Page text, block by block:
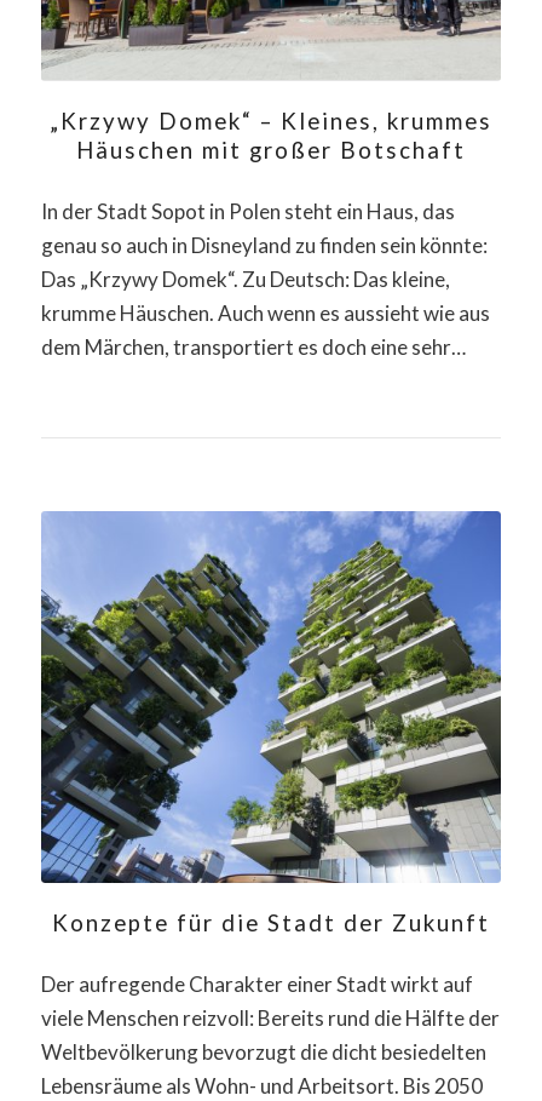
„Krzywy Domek“ – Kleines, krummes
Häuschen mit großer Botschaft
In der Stadt Sopot in Polen steht ein Haus, das
genau so auch in Disneyland zu finden sein könnte:
Das „Krzywy Domek“. Zu Deutsch: Das kleine,
krumme Häuschen. Auch wenn es aussieht wie aus
dem Märchen, transportiert es doch eine sehr…
Konzepte für die Stadt der Zukunft
Der aufregende Charakter einer Stadt wirkt auf
viele Menschen reizvoll: Bereits rund die Hälfte der
Weltbevölkerung bevorzugt die dicht besiedelten
Lebensräume als Wohn- und Arbeitsort. Bis 2050